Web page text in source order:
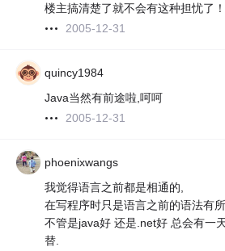
楼主搞清楚了就不会有这种担忧了！
2005-12-31
quincy1984
Java当然有前途啦,呵呵
2005-12-31
phoenixwangs
我觉得语言之前都是相通的,
在写程序时只是语言之前的语法有
不管是java好 还是.net好 总会有一
替.